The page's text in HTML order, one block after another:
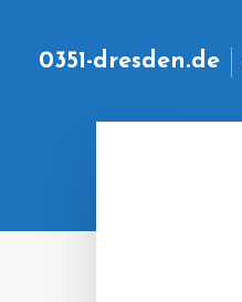
0351-dresden.de